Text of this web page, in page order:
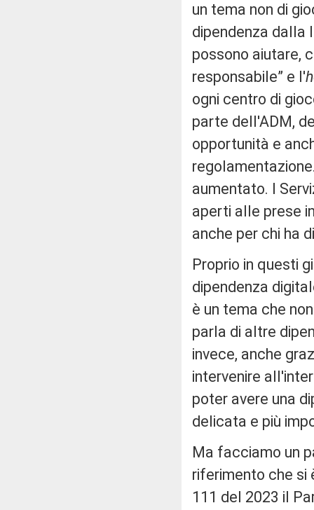
un tema non di
dipendenza dalla
possono aiutare,
responsabile” e l'
ogni centro di
parte dell'ADM,
opportunità e
aumentato. I
aperti alle prese
anche per chi ha
Proprio in questi
dipendenza
è un tema che
parla di altre
invece, anche
intervenire
poter avere una
delicata e più
Ma facciamo un
riferimento che si
111 del 2023 il